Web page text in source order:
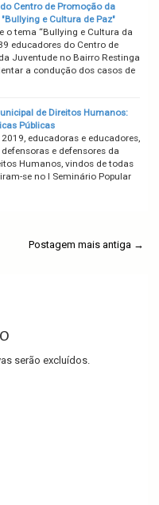
Centro de Promoção da
e Cultura de Paz"
o tema “Bullying e Cultura da
educadores do Centro de
Juventude no Bairro Restinga
a condução dos casos de
de Direitos Humanos:
Públicas
educadoras e educadores,
e defensores da
Humanos, vindos de todas
se no I Seminário Popular
Postagem mais antiga →
serão excluídos.